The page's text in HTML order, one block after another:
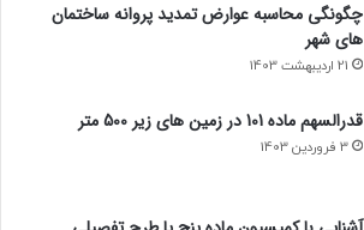
چگونگی محاسبه عوارض تمدید پروانه ساختمان
های شهر
21 اردیبهشت 1403
قدرالسهم ماده 101 در زمین های زیر 500 متر
3 فروردین 1403